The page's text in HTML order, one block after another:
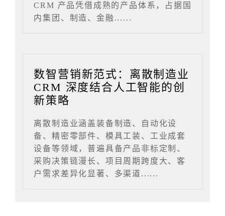
CRM 产品凭借成熟的产品体系，占据国
内集团、制造、金融......
数智营销新范式：离散制造业
CRM 深度结合人工智能的创
新策略
离散制造业涵盖装备制造、自动化设
备、精密零部件、模具工装、工业成套
设备等领域，普遍具备产品非标定制、
采购决策链漫长、项目周期跨度大、客
户需求差异化显著、多渠道......